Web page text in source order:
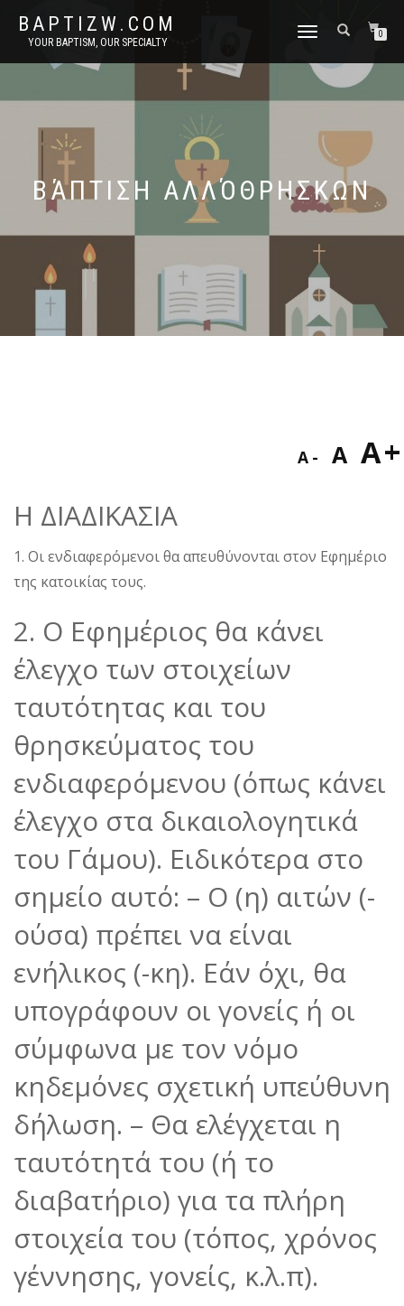
BAPTIZW.COM
YOUR BAPTISM, OUR SPECIALTY
TOGGLE
0
ΒΆΠΤΙΣΗ ΑΛΛΌΘΡΗΣΚΩΝ
A font
A A
Η ΔΙΑΔΙΚΑΣΙΑ
1. Οι ενδιαφερόμενοι θα απευθύνονται στον Εφημέριο
της κατοικίας τους.
2. Ο Εφημέριος θα κάνει
έλεγχο των στοιχείων
ταυτότητας και του
θρησκεύματος του
ενδιαφερόμενου (όπως κάνει
έλεγχο στα δικαιολογητικά
του Γάμου). Ειδικότερα στο
σημείο αυτό: – Ο (η) αιτών (-
ούσα) πρέπει να είναι
ενήλικος (-κη). Εάν όχι, θα
υπογράφουν οι γονείς ή οι
σύμφωνα με τον νόμο
κηδεμόνες σχετική υπεύθυνη
δήλωση. – Θα ελέγχεται η
ταυτότητά του (ή το
διαβατήριο) για τα πλήρη
στοιχεία του (τόπος, χρόνος
γέννησης, γονείς, κ.λ.π).